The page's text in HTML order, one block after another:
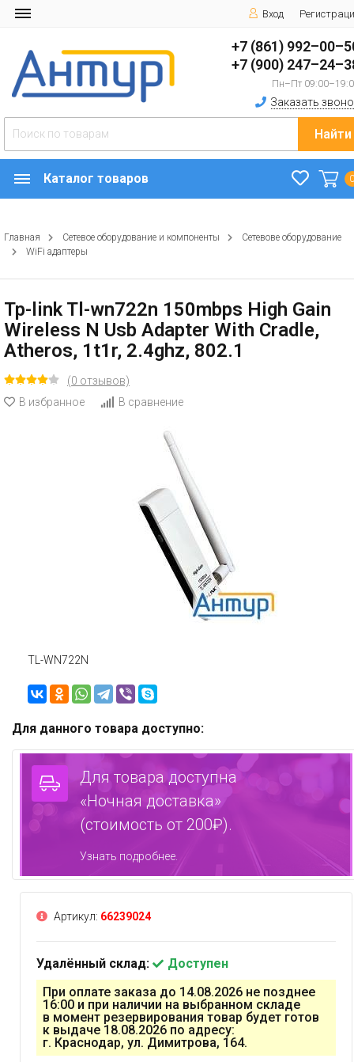
Вход
+7 (861)
+7 (900)
Пн–Пт
Заказать
Найти
Каталог товаров
Главная Сетевое оборудование и компоненты
Сетевове оборудование
WiFi адаптеры
Tp-link Tl-wn722n 150mbps High Gain
Wireless N Usb Adapter With Cradle,
Atheros, 1t1r, 2.4ghz, 802.1
(0 отзывов)
В избранное
В сравнение
TL-WN722N
Для данного товара доступно:
Для товара доступна
«Ночная доставка»
(стоимость от 200₽).
Узнать подробнее.
Артикул: 66239024
Удалённый склад:
Доступен
При оплате заказа до 14.08.2026 не позднее
16:00 и при наличии на выбранном складе
в момент резервирования товар будет готов
к выдаче 18.08.2026 по адресу:
г. Краснодар, ул. Димитрова, 164.